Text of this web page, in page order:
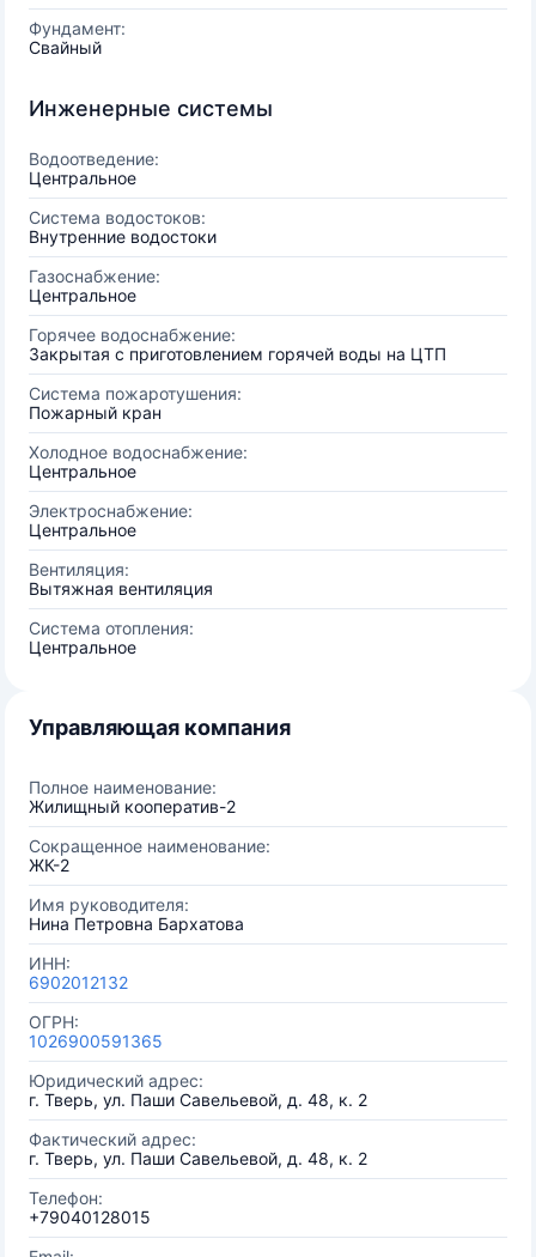
Фундамент:
Свайный
Инженерные системы
Водоотведение:
Центральное
Система водостоков:
Внутренние водостоки
Газоснабжение:
Центральное
Горячее водоснабжение:
Закрытая с приготовлением горячей воды на ЦТП
Система пожаротушения:
Пожарный кран
Холодное водоснабжение:
Центральное
Электроснабжение:
Центральное
Вентиляция:
Вытяжная вентиляция
Система отопления:
Центральное
Управляющая компания
Полное наименование:
Жилищный кооператив-2
Сокращенное наименование:
ЖК-2
Имя руководителя:
Нина Петровна Бархатова
ИНН:
6902012132
ОГРН:
1026900591365
Юридический адрес:
г. Тверь, ул. Паши Савельевой, д. 48, к. 2
Фактический адрес:
г. Тверь, ул. Паши Савельевой, д. 48, к. 2
Телефон:
+79040128015